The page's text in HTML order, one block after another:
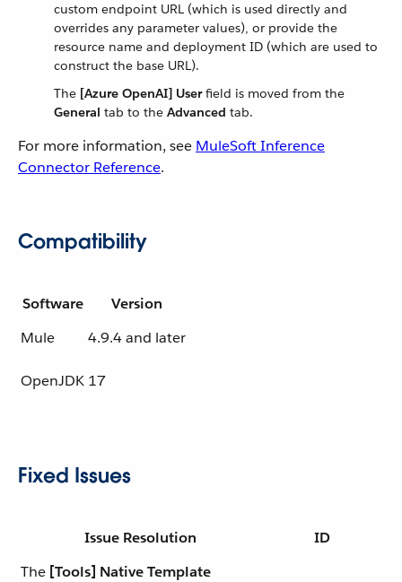
custom endpoint URL (which is used directly and
overrides any parameter values), or provide the
resource name and deployment ID (which are used to
construct the base URL).
The [Azure OpenAI] Userfield is moved from the
General tab to the Advanced tab.
For more information, see MuleSoft Inference
Connector Reference.
Compatibility
Software
Version
Mule
4.9.4 and later
OpenJDK 17
Fixed Issues
Issue Resolution
ID
The [Tools] Native Template